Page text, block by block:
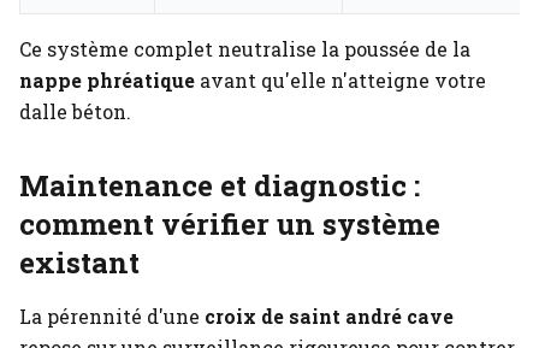
Ce système complet neutralise la poussée de la
nappe phréatique avant qu'elle n'atteigne votre
dalle béton.
Maintenance et diagnostic :
comment vérifier un système
existant
La pérennité d'une croix de saint andré cave